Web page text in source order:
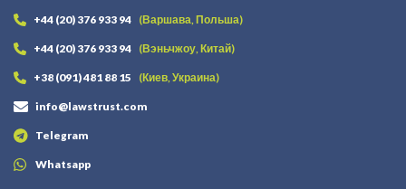
+44 (20) 376 933 94 (Варшава, Польша)
+44 (20) 376 933 94 (Вэньчжоу, Китай)
+38 (091) 481 88 15 (Киев, Украина)
info@lawstrust.com
Telegram
Whatsapp